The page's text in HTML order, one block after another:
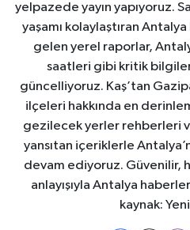
yelpazede yayın yapıyoruz.
yaşamı kolaylaştıran
gelen yerel raporlar,
saatleri gibi kritik
güncelliyoruz. Kaş’tan
ilçeleri hakkında en
gezilecek yerler rehberleri
yansıtan içeriklerle
devam ediyoruz. Güvenilir,
anlayışıyla Antalya
kaynak: